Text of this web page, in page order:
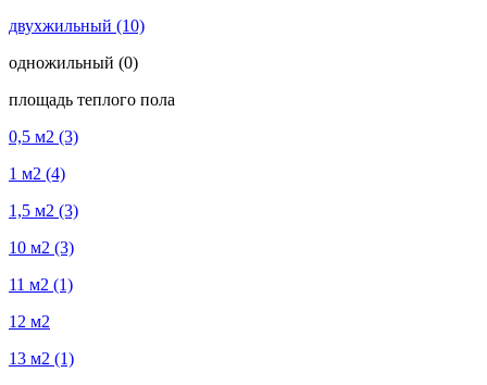
двухжильный (10)
одножильный (0)
площадь теплого пола
0,5 м2 (3)
1 м2 (4)
1,5 м2 (3)
10 м2 (3)
11 м2 (1)
12 м2
13 м2 (1)